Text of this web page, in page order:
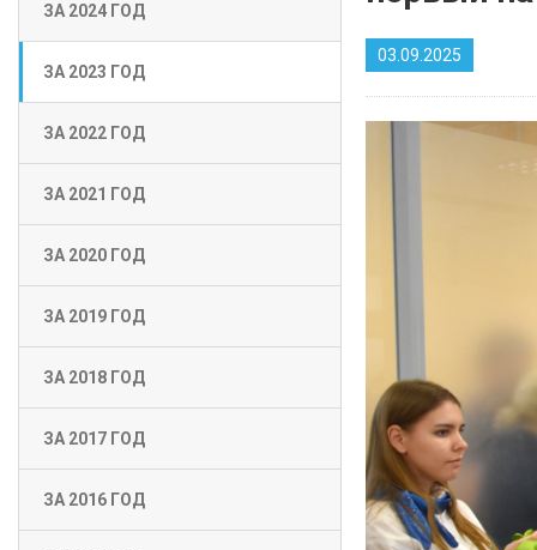
ЗА 2024 ГОД
ЗА 2023 ГОД
ЗА 2022 ГОД
ЗА 2021 ГОД
ЗА 2020 ГОД
ЗА 2019 ГОД
ЗА 2018 ГОД
ЗА 2017 ГОД
ЗА 2016 ГОД
03.09.2025